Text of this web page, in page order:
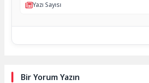
Yazı Sayısı
Bir Yorum Yazın